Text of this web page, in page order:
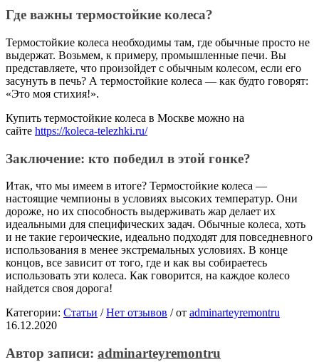
Где важны термостойкие колеса?
Термостойкие колеса необходимы там, где обычные просто не
выдержат. Возьмем, к примеру, промышленные печи. Вы
представляете, что произойдет с обычным колесом, если его
засунуть в печь? А термостойкие колеса — как будто говорят:
«Это моя стихия!».
Купить термостойкие колеса в Москве можно на
сайте https://koleca-telezhki.ru/
Заключение: кто победил в этой гонке?
Итак, что мы имеем в итоге? Термостойкие колеса —
настоящие чемпионы в условиях высоких температур. Они
дороже, но их способность выдерживать жар делает их
идеальными для специфических задач. Обычные колеса, хоть
и не такие героические, идеально подходят для повседневного
использования в менее экстремальных условиях. В конце
концов, все зависит от того, где и как вы собираетесь
использовать эти колеса. Как говорится, на каждое колесо
найдется своя дорога!
Категории: Статьи / Нет отзывов /от adminarteyremontru
16.12.2020
Автор записи: adminarteyremontru